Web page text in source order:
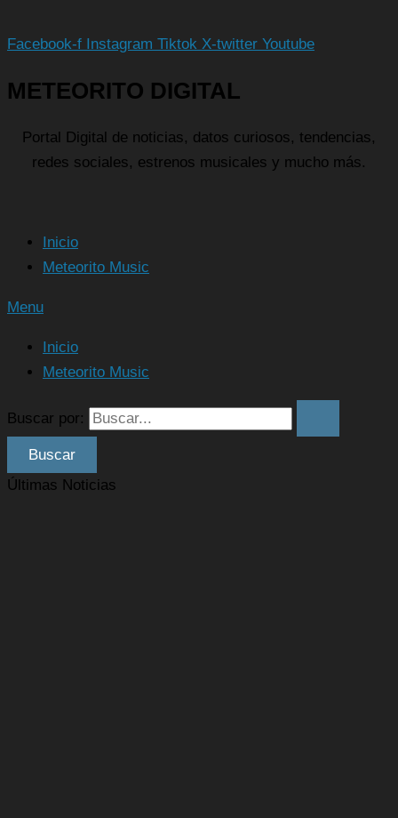
Facebook-f Instagram Tiktok X-twitter Youtube
METEORITO DIGITAL
Portal Digital de noticias, datos curiosos, tendencias,
redes sociales, estrenos musicales y mucho más.
Inicio
Meteorito Music
Menu
Inicio
Meteorito Music
Buscar por:
Últimas Noticias